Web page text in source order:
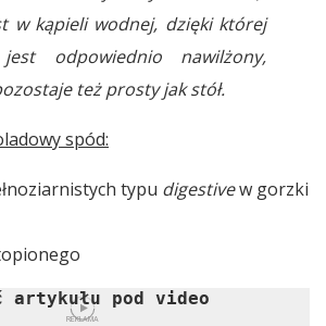
w kąpieli wodnej, dzięki której
odpowiednio nawilżony,
też prosty jak stół.
spód:
typu digestivew gorzki
artykułu pod video
REKLAMA